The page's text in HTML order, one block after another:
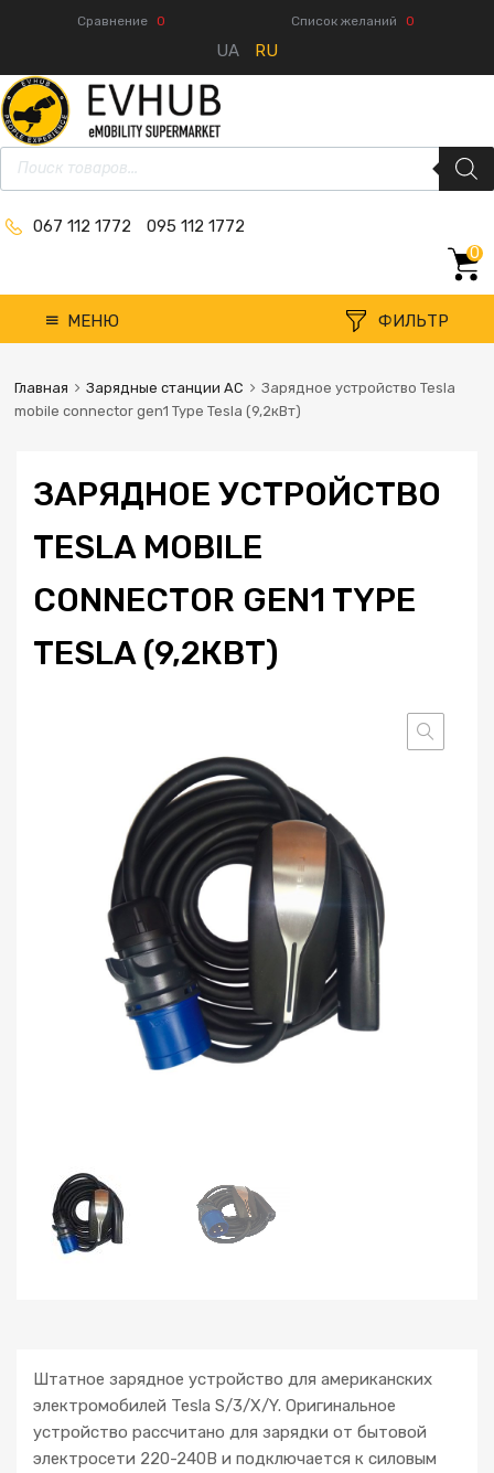
Сравнение 0 Список желаний 0
UA RU
067 112 1772 095 112 1772
0
МЕНЮ ФИЛЬТР
Главная Зарядные станции AC
Зарядное устройство Tesla
mobile connector gen1 Type Tesla (9,2кВт)
ЗАРЯДНОЕ УСТРОЙСТВО
TESLA MOBILE
CONNECTOR GEN1 TYPE
TESLA (9,2КВТ)
Штатное зарядное устройство для американских
электромобилей Tesla S/3/X/Y. Оригинальное
устройство рассчитано для зарядки от бытовой
электросети 220-240В и подключается к силовым